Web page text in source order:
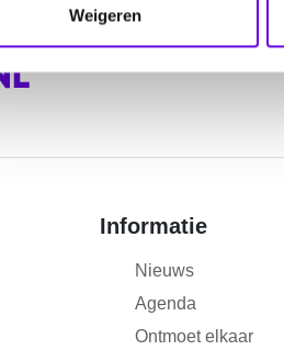
Weigeren
Informatie
Nieuws
Agenda
Ontmoet elkaar